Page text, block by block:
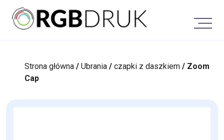
content
Strona główna /Ubrania /czapki z daszkiem / Zoom
Cap